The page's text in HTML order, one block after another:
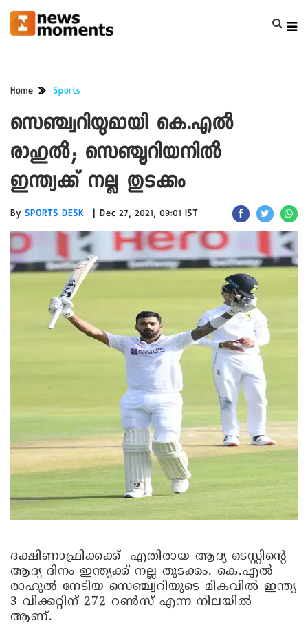
Home Sports
സെഞ്ച്വറിയുമായി കെ.എൽ
രാഹുൽ; സെഞ്ചൂറിയനിൽ
ഇന്ത്യക്ക് നല്ല തുടക്കം
By SPORTS DESK | Dec 27, 2021, 09:01 IST
ദക്ഷിണാഫ്രിക്കക്ക് എതിരായ ആദ്യ ടെസ്റ്റിന്റെ
ആദ്യ ദിനം ഇന്ത്യക്ക് നല്ല തുടക്കം. കെ.എൽ
രാഹുൽ നേടിയ സെഞ്ച്വറിയുടെ മികവിൽ ഇന്ത്യ
3 വിക്കറ്റിന് 272 റൺസ് എന്ന നിലയിൽ
ആണ്.